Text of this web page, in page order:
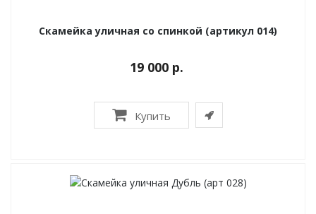
Скамейка уличная со спинкой (артикул 014)
19 000 р.
Купить